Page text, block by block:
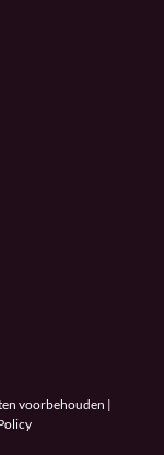
voorbehouden |